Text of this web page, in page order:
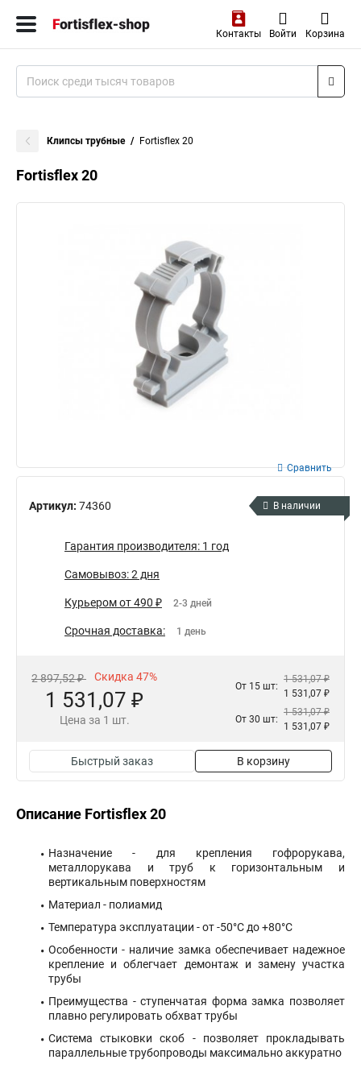
Контакты Войти Корзина
Клипсы трубные Fortisflex 20
Fortisflex 20
Артикул: 74360
Сравнить
В наличии
Гарантия производителя: 1 год
Самовывоз: 2 дня
Курьером от 490 ₽ 2-3 дней
Срочная доставка: 1 день
2 897,52 ₽ Скидка 47%
1 531,07 ₽
Цена за 1 шт.
От 15 шт:
1 531,07 ₽
1 531,07 ₽
От 30 шт:
1 531,07 ₽
1 531,07 ₽
Быстрый заказ В корзину
Описание Fortisflex 20
Назначение - для крепления гофрорукава,
металлорукава и труб к горизонтальным и
вертикальным поверхностям
Материал - полиамид
Температура эксплуатации - от -50°С до +80°С
Особенности - наличие замка обеспечивает надежное
крепление и облегчает демонтаж и замену участка
трубы
Преимущества - ступенчатая форма замка позволяет
плавно регулировать обхват трубы
Система стыковки скоб - позволяет прокладывать
параллельные трубопроводы максимально аккуратно